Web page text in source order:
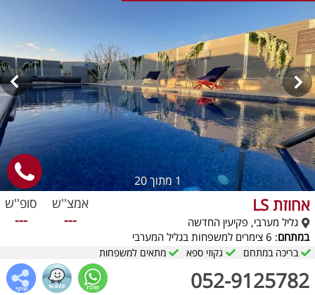
1מתוך 20
אחוזת LS
גליל מערבי, פקיעין החדשה
במתחם: 6 צימרים למשפחות בגליל המערבי
052-9125782
אמצ''ש
---
סופ''ש
---
בריכה במתחם גקוזי ספא מתאים למשפחות